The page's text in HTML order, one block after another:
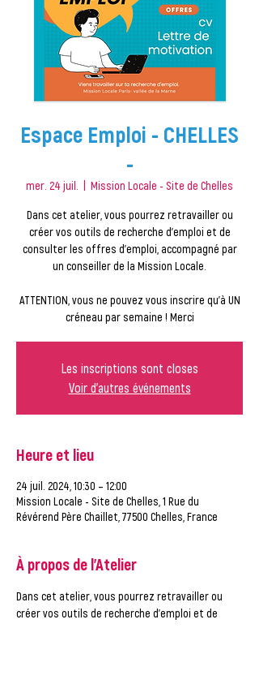
Espace Emploi - CHELLES
-
mer. 24 juil. Mission Locale - Site de Chelles
Dans cet atelier, vous pourrez retravailler ou
créer vos outils de recherche d'emploi et de
consulter les offres d'emploi, accompagné par
un conseiller de la Mission Locale.
ATTENTION, vous ne pouvez vous inscrire qu'à UN
créneau par semaine ! Merci
Les inscriptions sont closes
Voir d'autres événements
Heure et lieu
24 juil. 2024, 10:30 – 12:00
Mission Locale - Site de Chelles, 1 Rue du
Révérend Père Chaillet, 77500 Chelles, France
À propos de l'Atelier
Dans cet atelier, vous pourrez retravailler ou
créer vos outils de recherche d'emploi et de